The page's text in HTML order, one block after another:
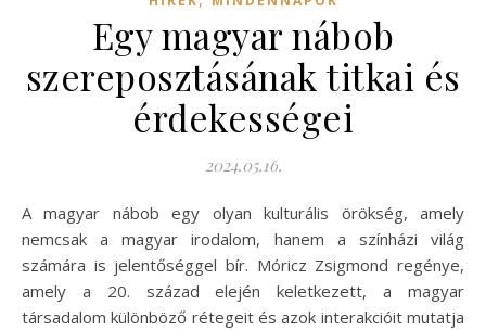
Egy magyar nábob
szereposztásának titkai és
érdekességei
2024.05.16.
A magyar nábob egy olyan kulturális örökség, amely
nemcsak a magyar irodalom, hanem a színházi világ
számára is jelentőséggel bír. Móricz Zsigmond regénye,
amely a 20. század elején keletkezett, a magyar
társadalom különböző rétegeit és azok interakcióit mutatja